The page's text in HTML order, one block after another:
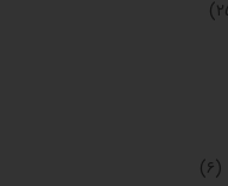
(۶)